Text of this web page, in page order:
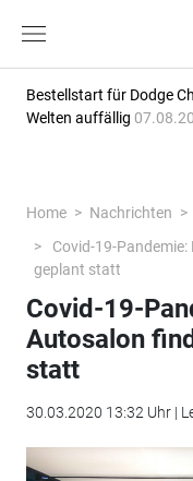
Bestellstart für Dodge
Welten auffällig
Home Nachrichten
Covid-19-
geplant statt
Covid-19-
Autosalon
statt
30.03.2020 13:32 Uhr |